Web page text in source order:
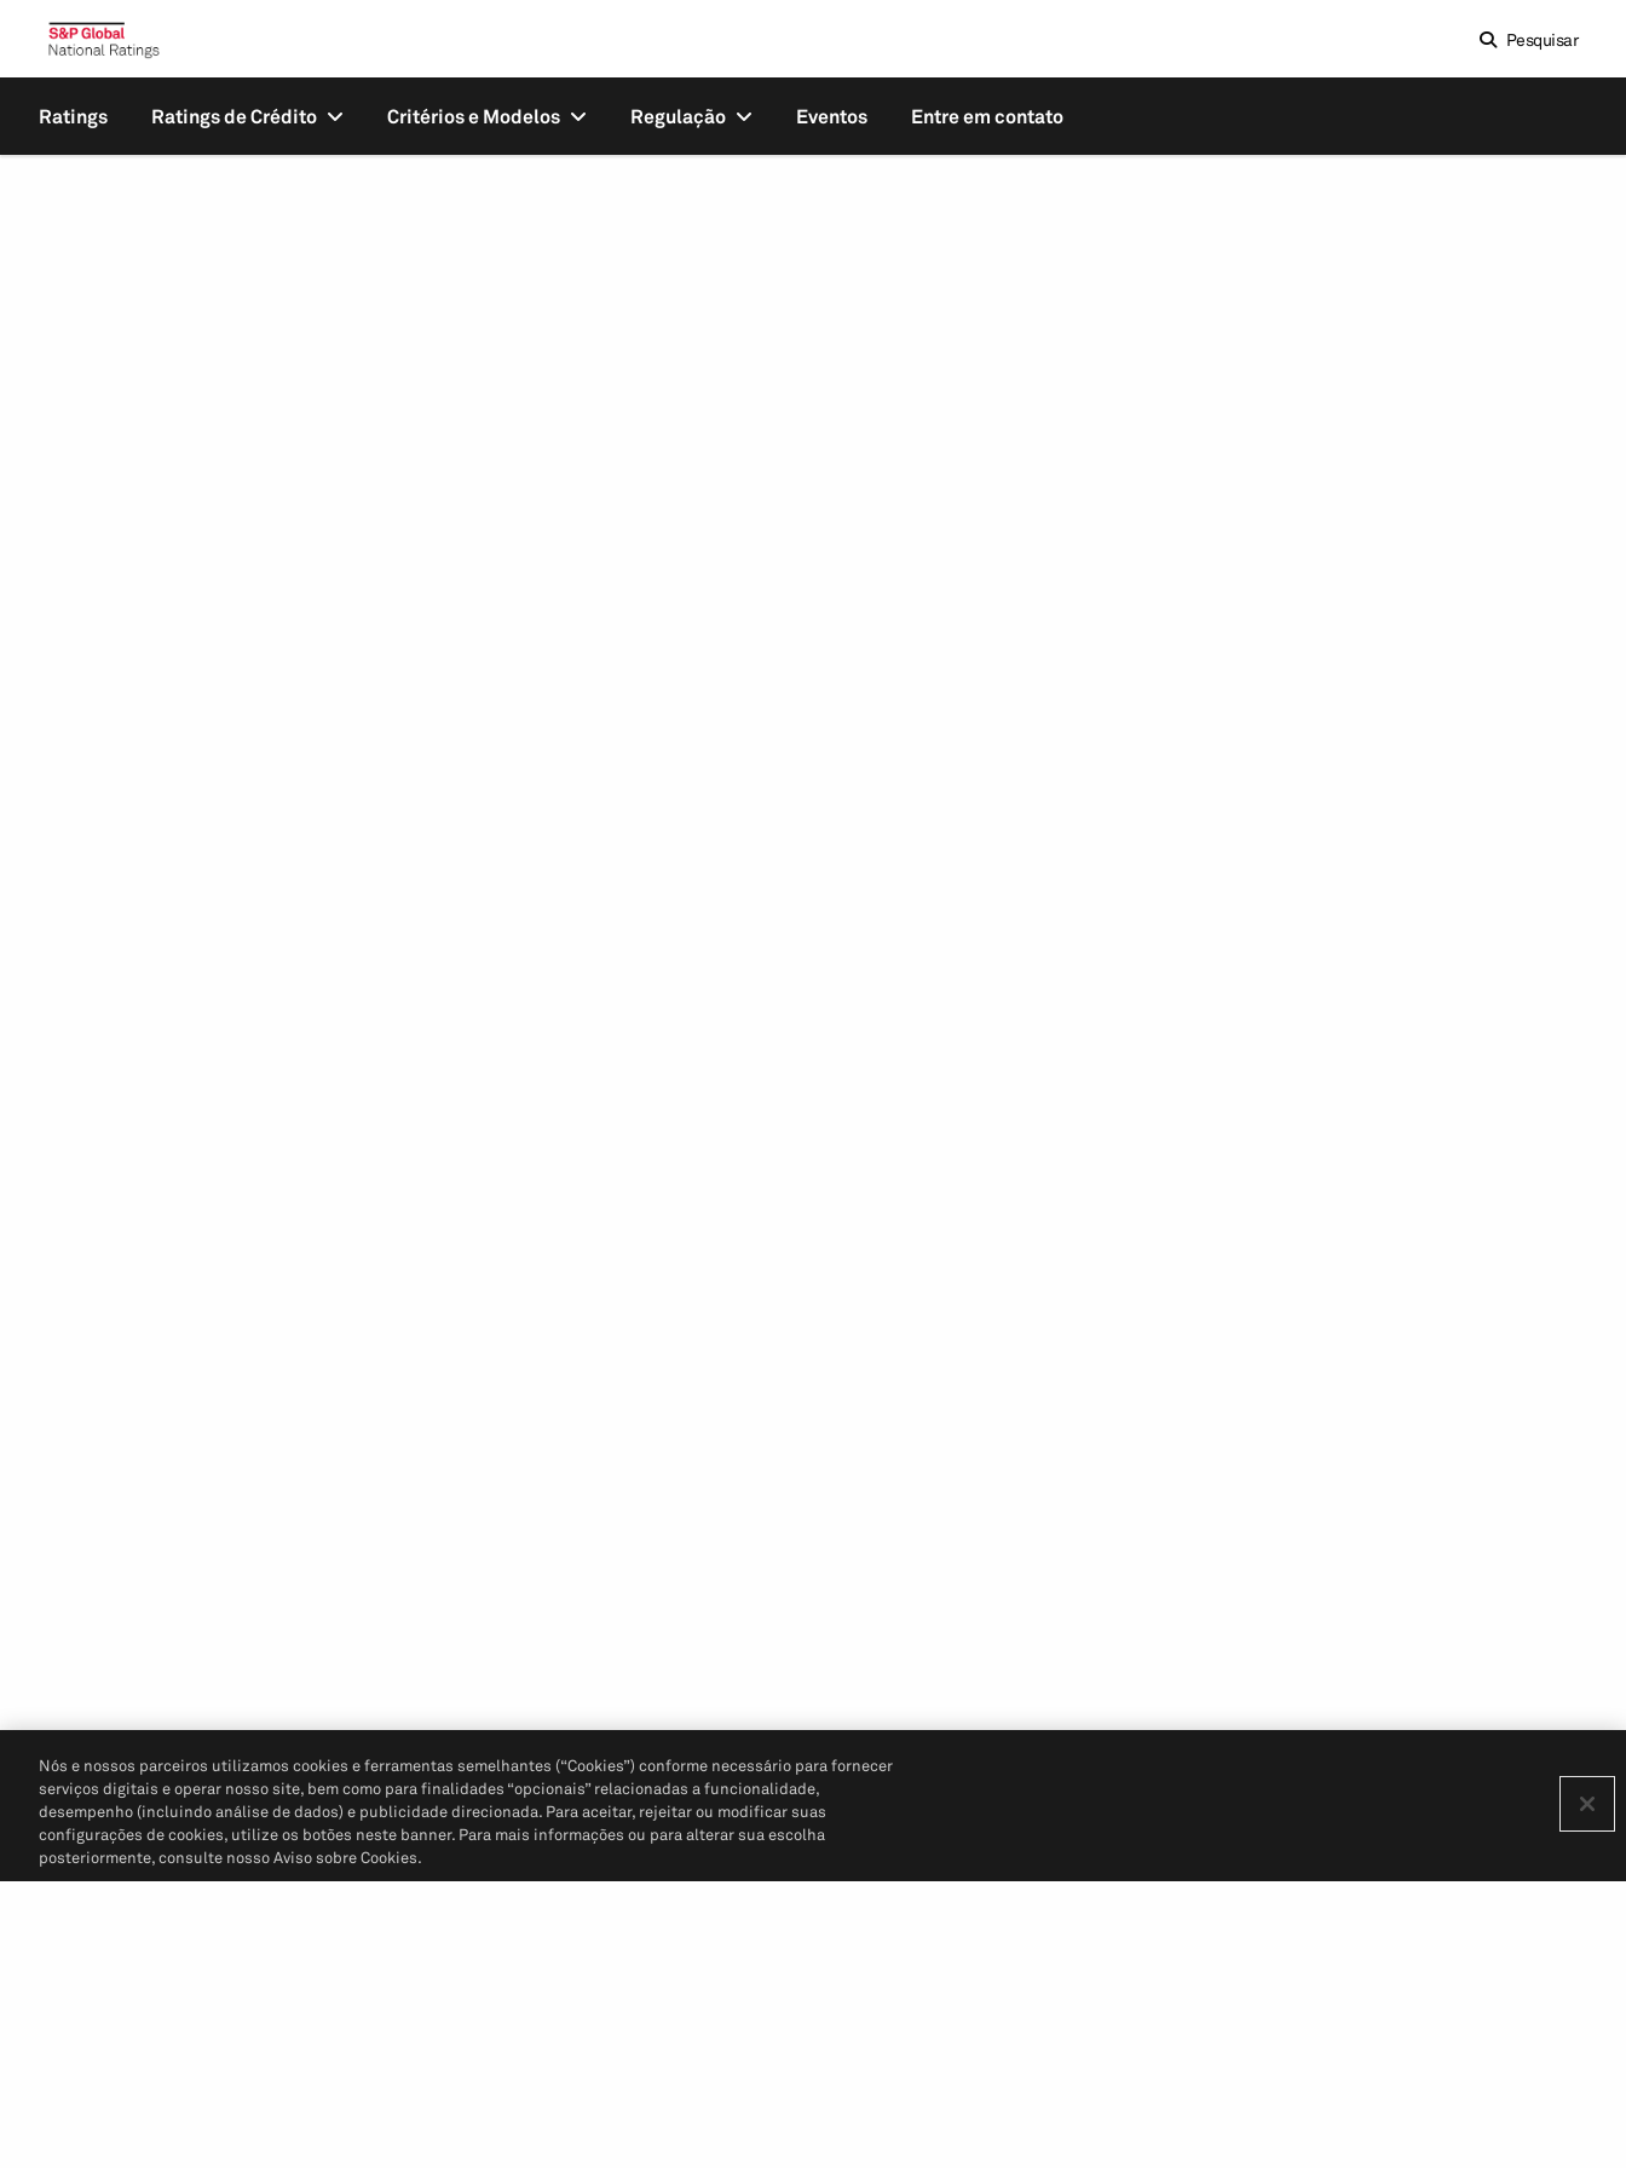
Pesquisar
Ratings Ratings de Crédito Critérios e Modelos Regulação Eventos Entre em contato
Nós e nossos parceiros utilizamos cookies e ferramentas semelhantes (“Cookies”) conforme necessário para fornecer
serviços digitais e operar nosso site, bem como para finalidades “opcionais” relacionadas a funcionalidade,
desempenho (incluindo análise de dados) e publicidade direcionada. Para aceitar, rejeitar ou modificar suas
configurações de cookies, utilize os botões neste banner. Para mais informações ou para alterar sua escolha
posteriormente, consulte nosso Aviso sobre Cookies.